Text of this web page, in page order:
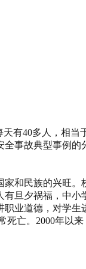
有40多人，相
事故典型事例
和民族的兴旺
旦夕祸福，中
业道德，对学
亡。2000年以